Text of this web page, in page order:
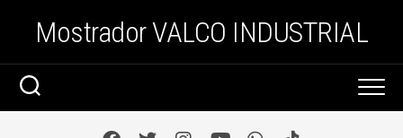
Mostrador VALCO INDUSTRIAL